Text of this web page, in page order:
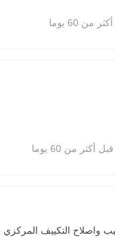
من 60 يوما
قبل أكثر من 60 يوما
واصلاح التكييف المركزي